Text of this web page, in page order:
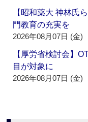
【昭和薬大 神林氏
門教育の充実を
2026年08月07日 (金)
【厚労省検討会】
目が対象に
2026年08月07日 (金)